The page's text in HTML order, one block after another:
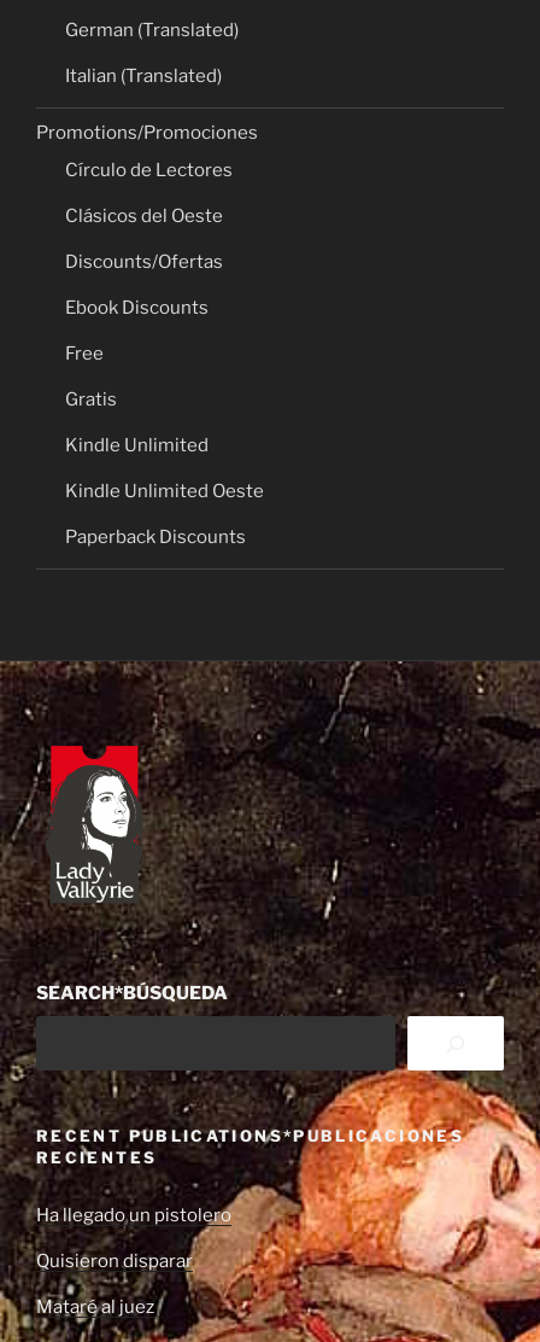
German (Translated)
Italian (Translated)
Promotions/Promociones
Círculo de Lectores
Clásicos del Oeste
Discounts/Ofertas
Ebook Discounts
Free
Gratis
Kindle Unlimited
Kindle Unlimited Oeste
Paperback Discounts
SEARCH*BÚSQUEDA
RECENT PUBLICATIONS*PUBLICACIONES
RECIENTES
Ha llegado un pistolero
Quisieron disparar
Mataré al juez